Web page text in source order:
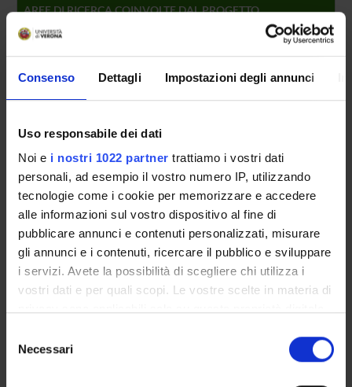
Consenso Dettagli Impostazioni degli annunci
Uso responsabile dei dati
Noi e i nostri 1022 partner trattiamo i vostri dati
personali, ad esempio il vostro numero IP, utilizzando
tecnologie come i cookie per memorizzare e accedere
alle informazioni sul vostro dispositivo al fine di
pubblicare annunci e contenuti personalizzati, misurare
gli annunci e i contenuti, ricercare il pubblico e sviluppare
i servizi. Avete la possibilità di scegliere chi utilizza i
vostri dati e per quali scopi. Le vostre scelte in materia di
modificare o revocare il proprio consenso in qualsiasi
momento dalla Dichiarazione sui cookie o facendo clic
delNecessari
AREE DI RICERCA COINVOLTE DAL PROGETTO
Proteomica strutturale, funzionale e di espressione
Biochemistry & Molecular Biology (DBT)
Biochimica e Biologia Molecolare
Biochemistry & Molecular Biology (DBT) (DBT)
Proteomica strutturale, funzionale e di espressione
Biochemistry & Molecular Biology (DM) (DM)
Biochimica e Biologia Molecolare
Biochemistry & Molecular Biology (DM) (DM)
Proteomica strutturale, funzionale e di espressione
Biochemistry & Molecular Biology (DNBM) (DNBM)
Biochimica e Biologia Molecolare
Biochemistry & Molecular Biology (DNBM) (DNBM)
Biochemistry & Molecular Biology (DSVR) (DSVR)